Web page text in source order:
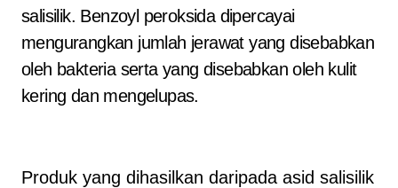
salisilik. Benzoyl peroksida dipercayai
mengurangkan jumlah jerawat yang disebabkan
oleh bakteria serta yang disebabkan oleh kulit
kering dan mengelupas.
Produk yang dihasilkan daripada asid salisilik